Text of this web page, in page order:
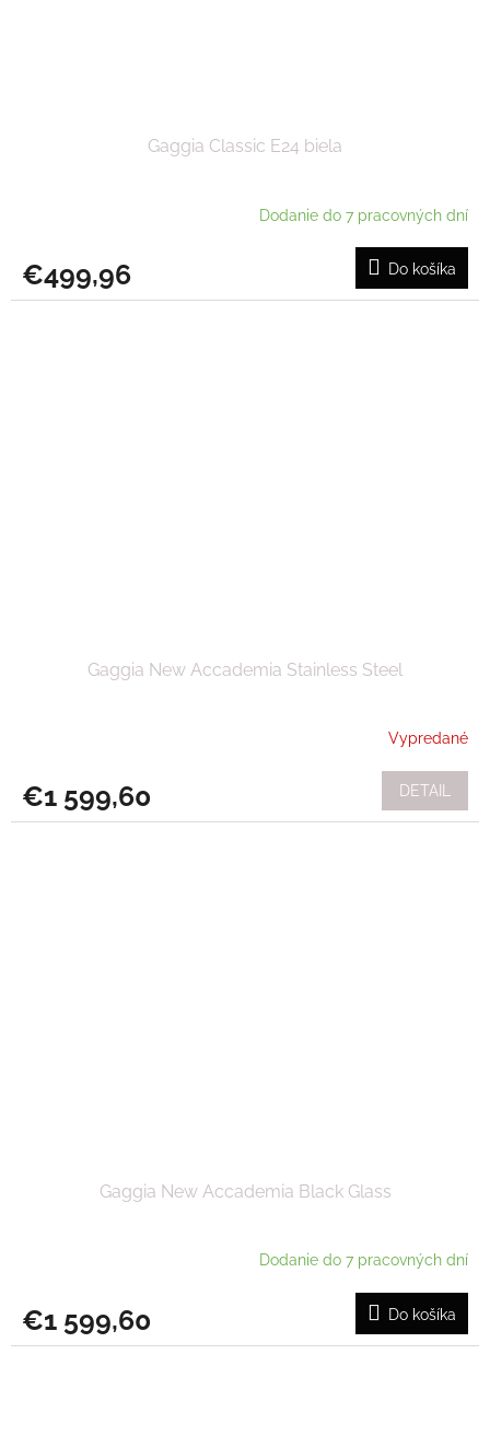
Gaggia Classic E24 biela
Dodanie do 7 pracovných dní
€499,96 Do košíka
Gaggia New Accademia Stainless Steel
Vypredané
€1 599,60 DETAIL
Gaggia New Accademia Black Glass
Dodanie do 7 pracovných dní
€1 599,60 Do košíka